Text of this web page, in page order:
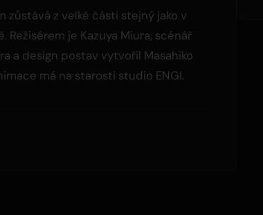
zůstává z velké části stejný jako v
Režisérem je Kazuya Miura, scénář
a design postav vytvořil Masahiko
má na starosti studio ENGI.